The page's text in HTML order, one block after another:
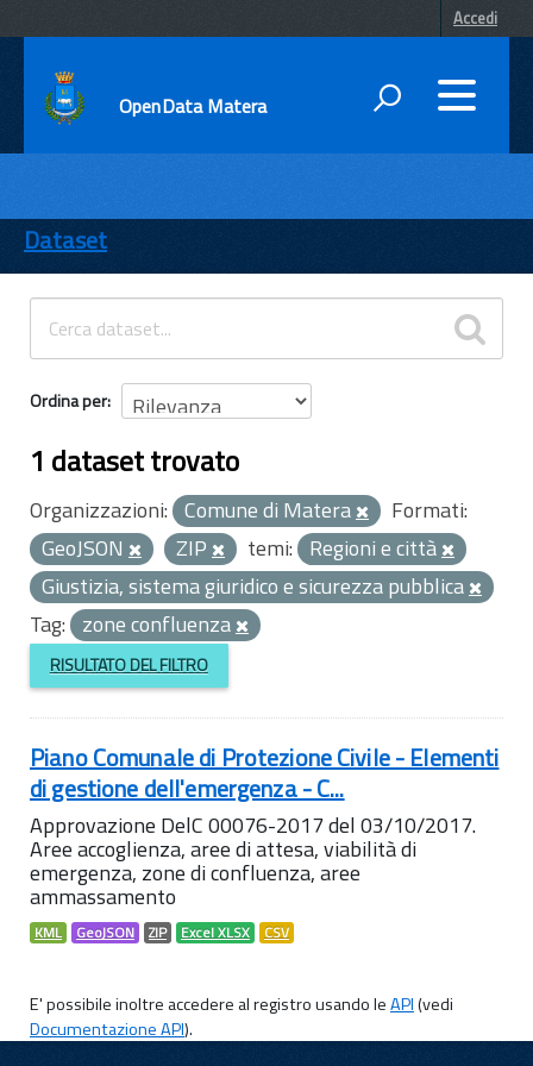
Accedi
OpenData Matera
ENTI
TEMI
INFORMAZIONI
Dataset
Ordina per
1 dataset trovato
Organizzazioni: Comune di Matera
Formati:
GeoJSON
ZIP temi: Regioni e città
Giustizia, sistema giuridico e sicurezza pubblica
Tag: zone confluenza
RISULTATO DEL FILTRO
Piano Comunale di Protezione Civile - Elementi
di gestione dell'emergenza - C...
Approvazione DelC 00076-2017 del 03/10/2017.
Aree accoglienza, aree di attesa, viabilità di
emergenza, zone di confluenza, aree
ammassamento
KML GeoJSON ZIP Excel XLSX CSV
E' possibile inoltre accedere al registro usando leAPI(vedi
Documentazione API).